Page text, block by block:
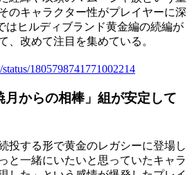
のキャラクター性がプレイヤーに深
はヒルディブランド黄金編の続編が
、改めて注目を集めている。
1805798741771002214
月からの相棒」組が安定して
投する形で黄金のレガシーに登場し
と一緒にいたいと思っていたキャラ